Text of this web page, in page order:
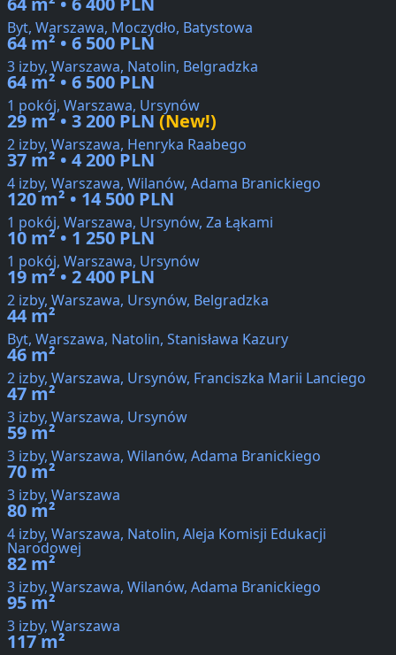
Byt, Warszawa, Moczydło, Batystowa
64 m² • 6 500 PLN
3 izby, Warszawa, Natolin, Belgradzka
64 m² • 6 500 PLN
1 pokój, Warszawa, Ursynów
29 m² • 3 200 PLN (New!)
2 izby, Warszawa, Henryka Raabego
37 m² • 4 200 PLN
4 izby, Warszawa, Wilanów, Adama Branickiego
120 m² • 14 500 PLN
1 pokój, Warszawa, Ursynów, Za Łąkami
10 m² • 1 250 PLN
1 pokój, Warszawa, Ursynów
19 m² • 2 400 PLN
2 izby, Warszawa, Ursynów, Belgradzka
44 m²
Byt, Warszawa, Natolin, Stanisława Kazury
46 m²
2 izby, Warszawa, Ursynów, Franciszka Marii Lanciego
47 m²
3 izby, Warszawa, Ursynów
59 m²
3 izby, Warszawa, Wilanów, Adama Branickiego
70 m²
3 izby, Warszawa
80 m²
4 izby, Warszawa, Natolin, Aleja Komisji Edukacji
Narodowej
82 m²
3 izby, Warszawa, Wilanów, Adama Branickiego
95 m²
3 izby, Warszawa
117 m²